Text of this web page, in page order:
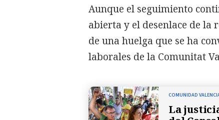
Aunque el seguimiento
abierta y el desenlace de
de una huelga que se ha
laborales de la Comunitat
COMUNIDAD
La